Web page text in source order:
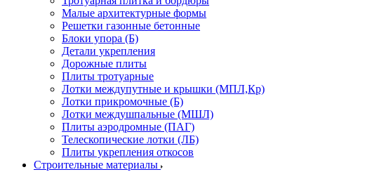
Малые архитектурные формы
Решетки газонные бетонные
Блоки упора (Б)
Детали укрепления
Дорожные плиты
Плиты тротуарные
Лотки междупутные и крышки (МПЛ,Кр)
Лотки прикромочные (Б)
Лотки междушпальные (МШЛ)
Плиты аэродромные (ПАГ)
Телескопические лотки (ЛБ)
Плиты укрепления откосов
Строительные материалы